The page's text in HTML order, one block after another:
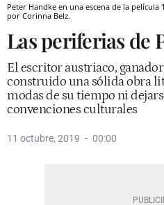
Peter Handke en una escena de la
por Corinna Belz.
Las periferias de
El escritor austriaco,
construido una sólida obra
modas de su tiempo ni
convenciones culturales
11 octubre, 2019 00:00